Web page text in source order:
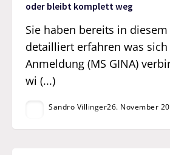
oder bleibt komplett weg
Sie haben bereits in diesem
detailliert erfahren was
Anmeldung (MS GINA)
wi (...)
Sandro Villinger26. November